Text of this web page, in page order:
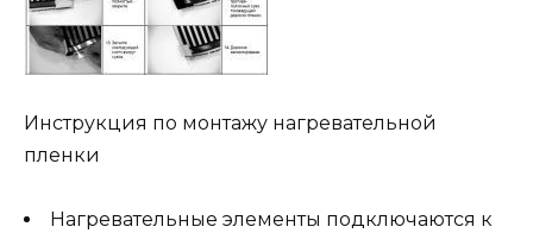
Инструкция по монтажу нагревательной
пленки
Нагревательные элементы подключаются к